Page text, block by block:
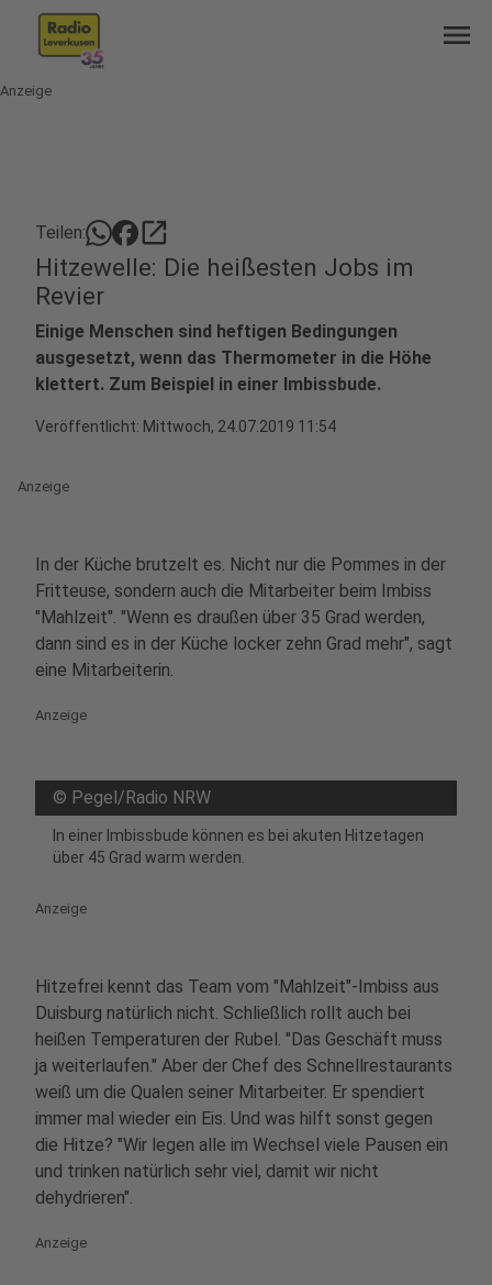
menu
Anzeige
Teilen: open_in_new
Hitzewelle: Die heißesten Jobs im
Revier
Einige Menschen sind heftigen Bedingungen
ausgesetzt, wenn das Thermometer in die Höhe
klettert. Zum Beispiel in einer Imbissbude.
Veröffentlicht: Mittwoch, 24.07.2019 11:54
Anzeige
In der Küche brutzelt es. Nicht nur die Pommes in der
Fritteuse, sondern auch die Mitarbeiter beim Imbiss
"Mahlzeit". "Wenn es draußen über 35 Grad werden,
dann sind es in der Küche locker zehn Grad mehr", sagt
eine Mitarbeiterin.
Anzeige
© Pegel/Radio NRW
In einer Imbissbude können es bei akuten Hitzetagen
über 45 Grad warm werden.
Anzeige
Hitzefrei kennt das Team vom "Mahlzeit"-Imbiss aus
Duisburg natürlich nicht. Schließlich rollt auch bei
heißen Temperaturen der Rubel. "Das Geschäft muss
ja weiterlaufen." Aber der Chef des Schnellrestaurants
weiß um die Qualen seiner Mitarbeiter. Er spendiert
immer mal wieder ein Eis. Und was hilft sonst gegen
die Hitze? "Wir legen alle im Wechsel viele Pausen ein
und trinken natürlich sehr viel, damit wir nicht
dehydrieren".
Anzeige